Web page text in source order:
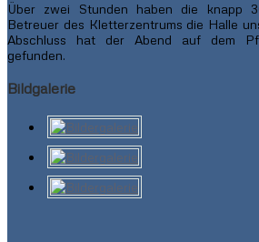
Über zwei Stunden haben die knapp
Betreuer des Kletterzentrums die Halle
Abschluss hat der Abend auf dem
gefunden.
Bildgalerie